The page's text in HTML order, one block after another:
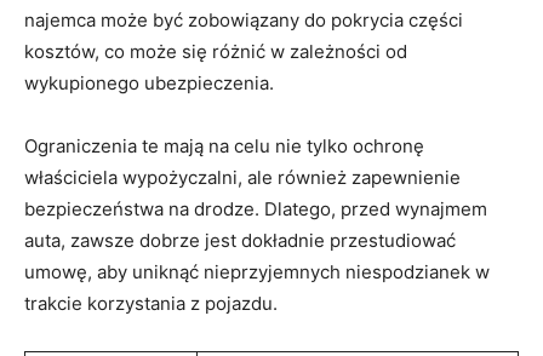
najemca ‍może ⁢być zobowiązany do pokrycia⁤ części
kosztów, ⁢co⁤ może się ‌różnić‍ w zależności od
wykupionego ubezpieczenia.
Ograniczenia te mają na celu nie tylko ​ochronę
właściciela wypożyczalni, ⁤ale również zapewnienie
bezpieczeństwa na drodze. Dlatego, przed wynajmem
auta, zawsze dobrze jest dokładnie przestudiować
⁣umowę, aby uniknąć nieprzyjemnych ‍niespodzianek⁤ w
⁢trakcie korzystania z pojazdu.